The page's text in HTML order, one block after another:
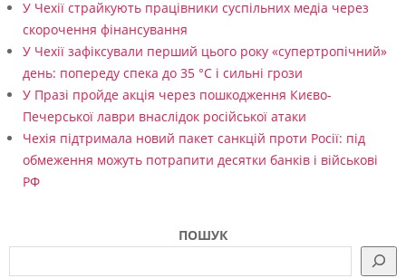
і
м
о
к
о
У Чехії страйкують працівники суспільних медіа через
скорочення фінансування
У Чехії зафіксували перший цього року «супертропічний»
день: попереду спека до 35 °C і сильні грози
У Празі пройде акція через пошкодження Києво-
Печерської лаври внаслідок російської атаки
Чехія підтримала новий пакет санкцій проти Росії: під
обмеження можуть потрапити десятки банків і військові
РФ
ПОШУК